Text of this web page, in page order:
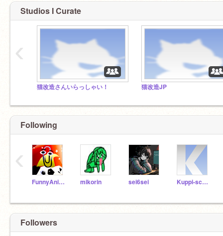
Studios I Curate
猫改造さんいらっしゃい！ 猫改造JP
‹
Following
FunnyAnimatorJimTV mikorin sei6sei Kuppi-scratch
‹
Followers